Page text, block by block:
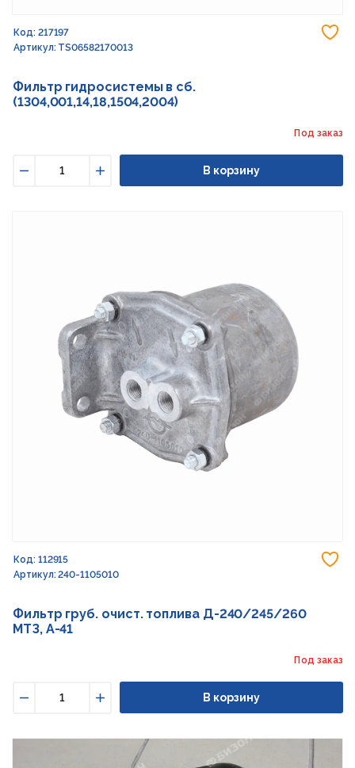
Код: 217197
Артикул: TS06582170013
Фильтр гидросистемы в сб.
(1304,001,14,18,1504,2004)
Под заказ
Увеличить
В корзину
Код: 112915
Артикул: 240-1105010
Фильтр груб. очист. топлива Д-240/245/260
МТЗ, А-41
Под заказ
Увеличить
В корзину